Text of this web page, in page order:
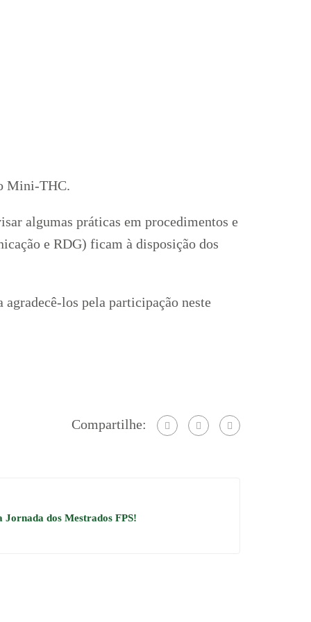
Mini-THC.
algumas práticas em procedimentos e
e RDG) ficam à disposição dos
los pela participação neste
Compartilhe:
Jornada dos Mestrados FPS!